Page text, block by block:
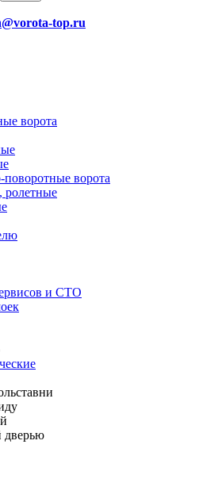
top.ru
ворота
ролетные
и СТО
дверью